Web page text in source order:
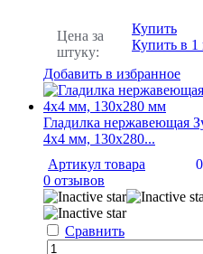
Цена за
штуку:
Купить
Купить в 1
Добавить в избранное
Гладилка нержавеющая
4х4 мм, 130х280...
Артикул товара
0 отзывов
Сравнить